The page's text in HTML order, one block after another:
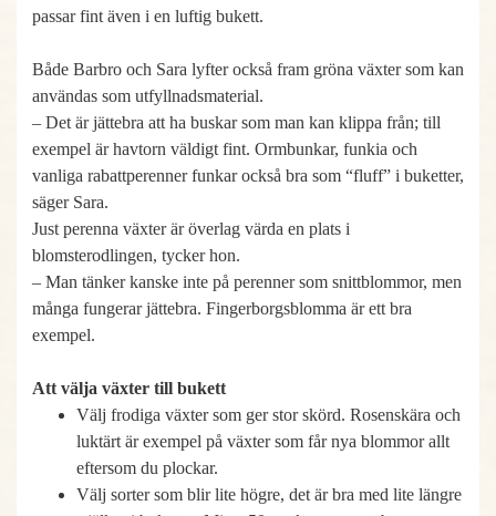
passar fint även i en luftig bukett.
Både Barbro och Sara lyfter också fram gröna växter som kan
användas som utfyllnadsmaterial.
– Det är jättebra att ha buskar som man kan klippa från; till
exempel är havtorn väldigt fint. Ormbunkar, funkia och
vanliga rabattperenner funkar också bra som “fluff” i buketter,
säger Sara.
Just perenna växter är överlag värda en plats i
blomsterodlingen, tycker hon.
– Man tänker kanske inte på perenner som snittblommor, men
många fungerar jättebra. Fingerborgsblomma är ett bra
exempel.
Att välja växter till bukett
Välj frodiga växter som ger stor skörd. Rosenskära och
luktärt är exempel på växter som får nya blommor allt
eftersom du plockar.
Välj sorter som blir lite högre, det är bra med lite längre